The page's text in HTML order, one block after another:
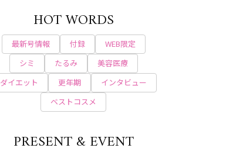
HOT WORDS
最新号情報 付録
WEB限定
シミ
たるみ
美容医療
ダイエット
更年期
インタビュー
ベストコスメ
PRESENT & EVENT